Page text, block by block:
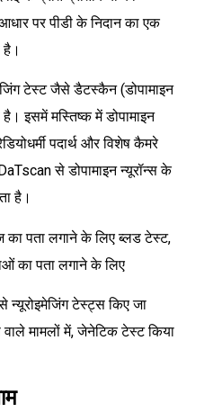
पर पीडी के निदान का एक
है।
टेस्ट जैसे डैटस्कैन (डोपामाइन
इसमें मस्तिष्क में डोपामाइन
पदार्थ और विशेष कैमरे
से डोपामाइन न्यूरॉन्स के
है।
का पता लगाने के लिए ब्लड टेस्ट,
का पता लगाने के लिए
टेस्ट्स किए जा
मामलों में, जेनेटिक टेस्ट किया